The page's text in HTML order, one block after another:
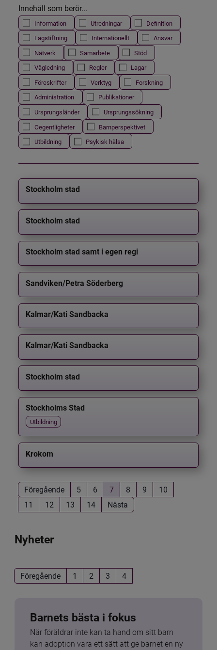
Innehåll som berör...
Information Utredningar
Definition
Lagstiftning
Internationellt
Ansvar
Nätverk
Samarbete
Stöd
Vägledning
Regler
Lagar
Föreskrifter
Verktyg
Forskning
Administration
Publikationer
Ursprungsländer
Ursprungssökning
Oegentligheter
Barnperspektivet
Utbildning
Psykisk hälsa
Stockholm stad
Stockholm stad
Stockholm stad samt i egen regi
Sandviken/Petra Söderberg
Kalmar/Kati Sandbacka
Kalmar/Kati Sandbacka
Stockholm stad
Stockholms Stad
Utbildning
Krokom
Föregående 5 6 7 8 9
10
11
12 13 14 Nästa
Nyheter
Föregående 1 2 3 4
Barnets bästa i fokus
När föräldrar inte kan ta hand om sitt barn
kan adoption vara ett sätt att ge barnet en ny